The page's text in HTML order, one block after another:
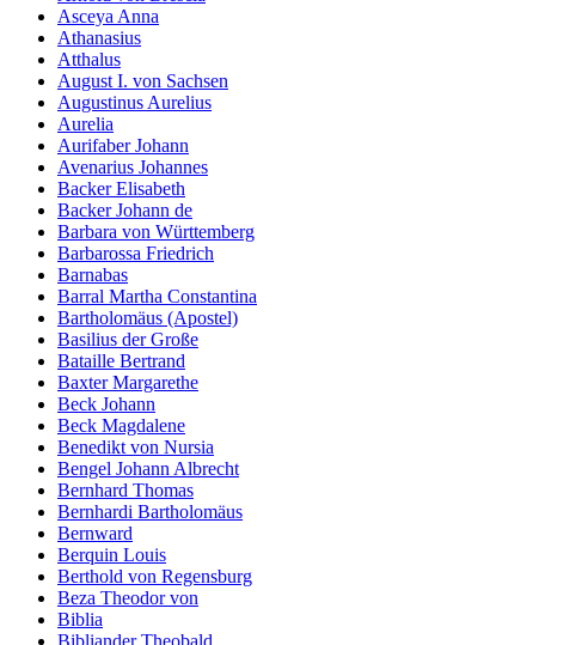
Asceya Anna
Athanasius
Atthalus
August I. von Sachsen
Augustinus Aurelius
Aurelia
Aurifaber Johann
Avenarius Johannes
Backer Elisabeth
Backer Johann de
Barbara von Württemberg
Barbarossa Friedrich
Barnabas
Barral Martha Constantina
Bartholomäus (Apostel)
Basilius der Große
Bataille Bertrand
Baxter Margarethe
Beck Johann
Beck Magdalene
Benedikt von Nursia
Bengel Johann Albrecht
Bernhard Thomas
Bernhardi Bartholomäus
Bernward
Berquin Louis
Berthold von Regensburg
Beza Theodor von
Biblia
Besuch unserer
Website mitteilen,
erhöhen Sie die
Wahrscheinlichkeit,
personalisierte
Inhalte und
Angebote zu sehen.